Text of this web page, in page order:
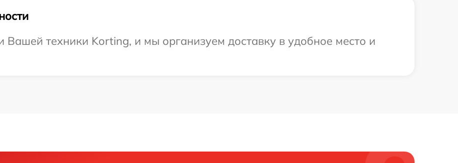
техники Korting, и мы организуем доставку в удобное место и